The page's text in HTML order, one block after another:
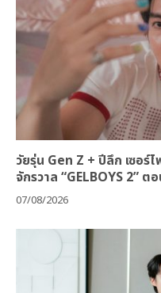
วัยรุ่น Gen Z + ปีลึก เซอร์
จักรวาล “GELBOYS 2” ต
07/08/2026